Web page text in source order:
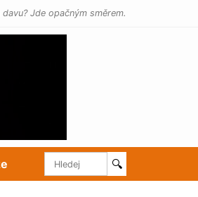
Jde opačným směrem.
🔍